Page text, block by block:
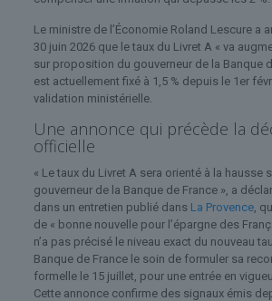
Le ministre de l’Économie Roland Lescure a
30 juin 2026 que le taux du Livret A « va
sur proposition du gouverneur de la Banque
est actuellement fixé à 1,5 % depuis le 1er
validation ministérielle.
Une annonce qui précède la
officielle
« Le taux du Livret A sera orienté à la hausse
gouverneur de la Banque de France », a
dans un entretien publié dans La Provence,
de « bonne nouvelle pour l’épargne des
n’a pas précisé le niveau exact du nouveau
Banque de France le soin de formuler sa
formelle le 15 juillet, pour une entrée en
Cette annonce confirme des signaux émis